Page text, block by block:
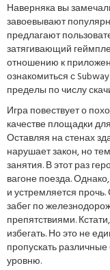
Наверняка вы
завоевывают
предлагают
затягивающий
отношению к
ознакомиться с
пределы по числу
Игра повествует о
качестве площадки
Оставляя на стенах
нарушает закон, но
занятия. В этот раз
вагоне поезда.
и устремляется
забег по
препятствиями.
избегать. Но это не
пропускать
уровню.